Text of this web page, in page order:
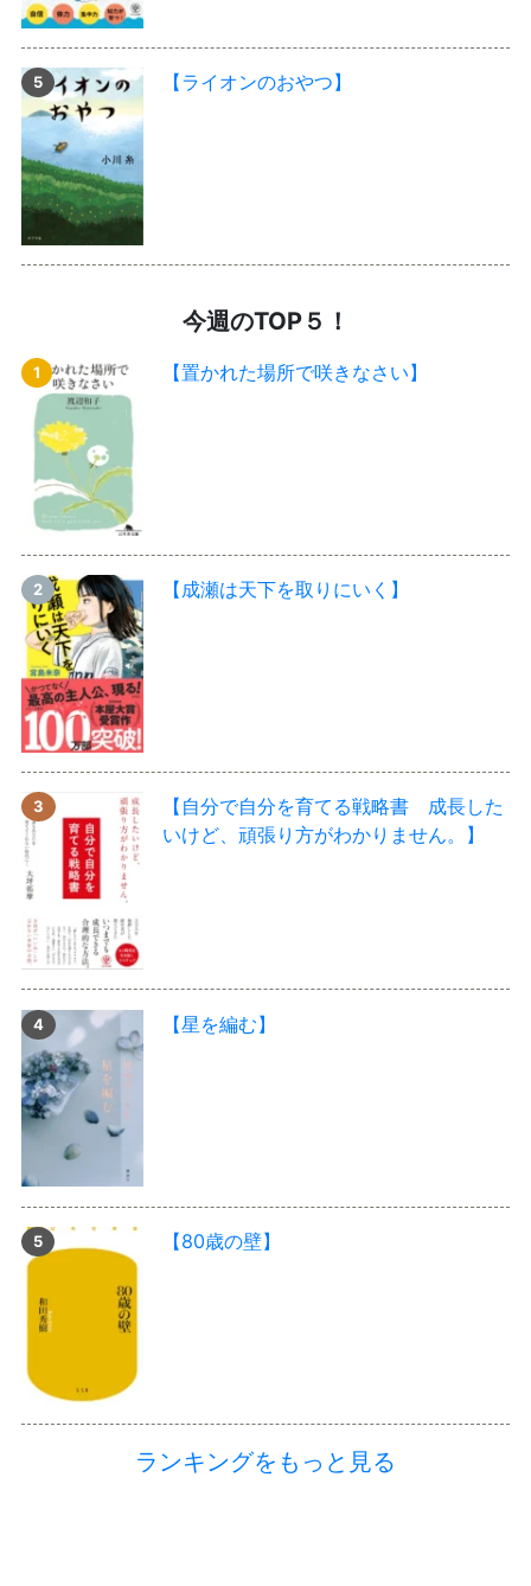
【ライオンのおやつ】
今週のTOP５！
【置かれた場所で咲きなさい】
【成瀬は天下を取りにいく】
【自分で自分を育てる戦略書 成長した
いけど、頑張り方がわかりません。】
【星を編む】
【80歳の壁】
ランキングをもっと見る